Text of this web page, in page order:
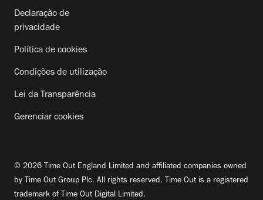
Declaração de
privacidade
Política de cookies
Condições de utilização
Lei da Transparência
Gerenciar cookies
© 2026 Time Out England Limited and affiliated companies owned
by Time Out Group Plc. All rights reserved. Time Out is a registered
trademark of Time Out Digital Limited.